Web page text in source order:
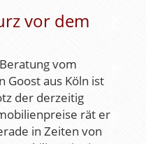
vor dem
vom
Goost aus Köln ist
der derzeitig
rät er
in Zeiten von